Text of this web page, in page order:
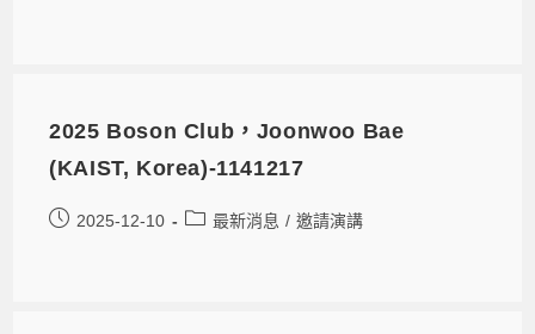
2025 Boson Club，Joonwoo Bae
(KAIST, Korea)-1141217
2025-12-10 最新消息 / 邀請演講